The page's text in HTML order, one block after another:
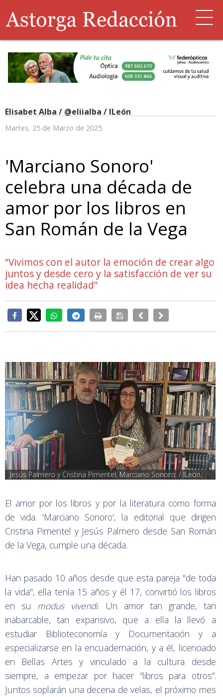
Elisabet Alba / @eliialba / ILeón
Martes, 25 de Marzo de 2025
'Marciano Sonoro'
celebra una década de
amor por los libros en
San Román de la Vega
“Vivimos con el autor la emoción de crear algo
juntos y desde cero y la satisfacción de ver su
idea hecha realidad”
Jesús Palmero y Cristina Pimentel, Marciano Sonoro. / ILeón.
El amor por los libros y por la literatura como forma
de vida. 'Marciano Sonoro', la editorial que dirigen
Cristina Pimentel y Jesús Palmero desde San Román
de la Vega, cumple una década.
Han pasado 10 años desde que esta pareja "de toda
la vida", ella tenía 15 años y él 17, convirtió los libros
en su modus vivendi. Un amor tan grande, tan
inabarcable, tan expansivo, que a ella la llevó a
estudiar Biblioteconomía y Documentación y a
especializarse en la encuadernación, y a él, licenciado
en Bellas Artes y vinculado a la cultura desde
siempre, a empezar por hacer “libros para otros”.
Juntos soplarán una decena de velas, el próximo mes